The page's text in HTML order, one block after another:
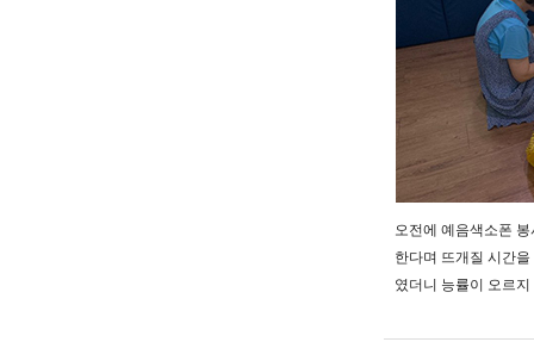
오전에 예음색소폰
한다며 뜨개질 시간
였더니 능률이 오르